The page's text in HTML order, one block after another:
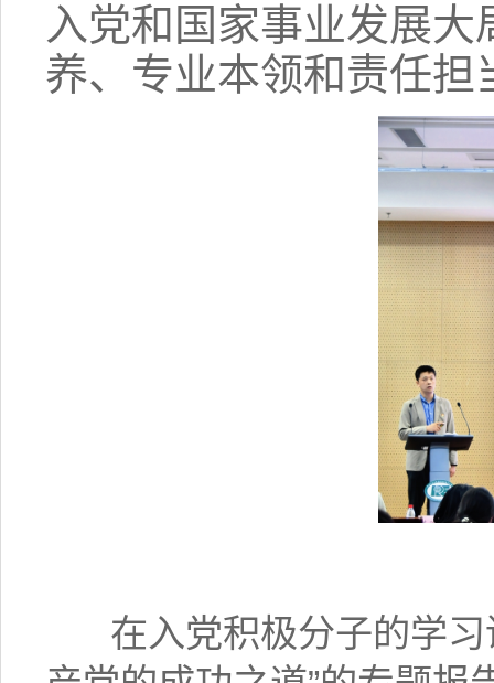
入党和国家事业发展
养、专业本领和责任担
在入党积极分子的学习